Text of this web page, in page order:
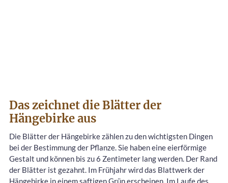
Das zeichnet die Blätter der
Hängebirke aus
Die Blätter der Hängebirke zählen zu den wichtigsten Dingen
bei der Bestimmung der Pflanze. Sie haben eine eierförmige
Gestalt und können bis zu 6 Zentimeter lang werden. Der Rand
der Blätter ist gezahnt. Im Frühjahr wird das Blattwerk der
Hängebirke in einem saftigen Grün erscheinen. Im Laufe des